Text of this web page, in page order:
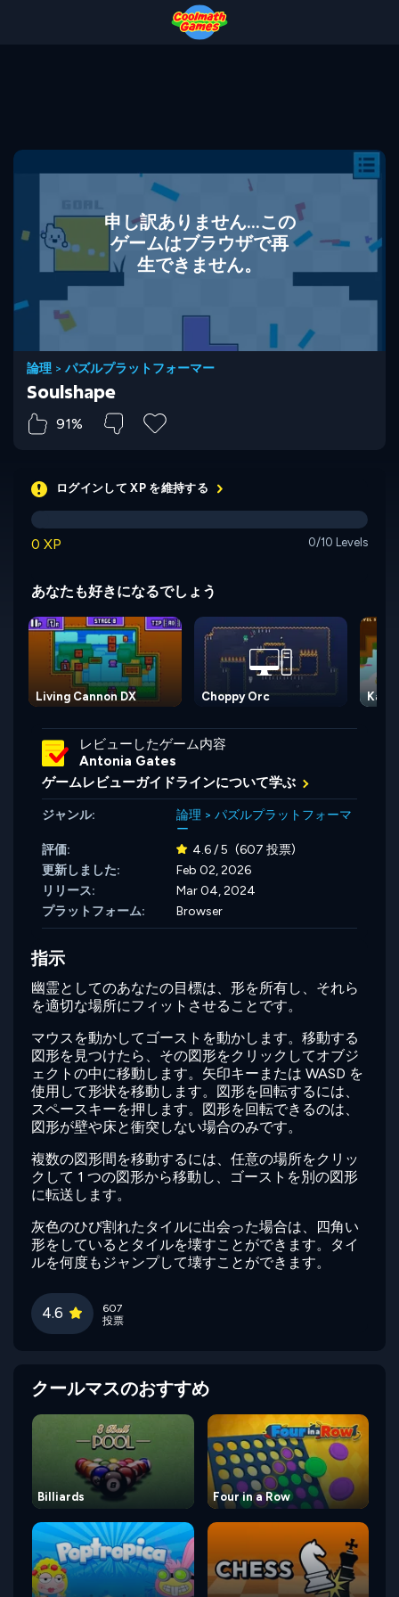
申し訳ありません...この
ゲームはブラウザで再
生できません。
論理 > パズルプラットフォーマー
Soulshape
91%
ログインして XP を維持する
0 XP 0/10 Levels
あなたも好きになるでしょう
Choppy Orc
Living Cannon DX
レビューしたゲーム内容
Antonia Gates
ゲームレビューガイドラインについて学ぶ
ジャンル: 論理 > パズルプラットフォーマ
ー
評価:
4.6 / 5 (607 投票)
更新しました:
Feb 02, 2026
リリース:
Mar 04, 2024
プラットフォーム:
Browser
指示
幽霊としてのあなたの目標は、形を所有し、それら
を適切な場所にフィットさせることです。
マウスを動かしてゴーストを動かします。移動する
図形を見つけたら、その図形をクリックしてオブジ
ェクトの中に移動します。矢印キーまたは WASD を
使用して形状を移動します。図形を回転するには、
スペースキーを押します。図形を回転できるのは、
図形が壁や床と衝突しない場合のみです。
複数の図形間を移動するには、任意の場所をクリッ
クして 1 つの図形から移動し、ゴーストを別の図形
に転送します。
灰色のひび割れたタイルに出会った場合は、四角い
形をしているとタイルを壊すことができます。タイ
ルを何度もジャンプして壊すことができます。
4.6
607
投票
クールマスのおすすめ
Billiards Four in a Row